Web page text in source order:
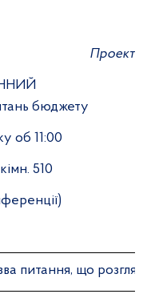
Проект
бюджету
об 11:00
510
питання, що